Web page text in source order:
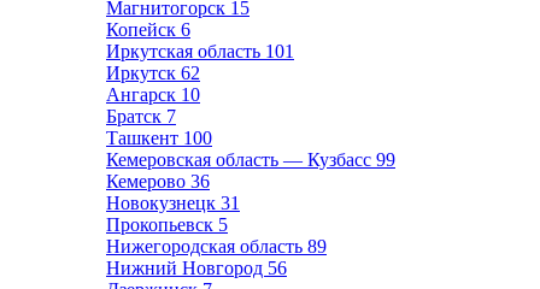
Магнитогорск 15
Копейск 6
Иркутская область 101
Иркутск 62
Ангарск 10
Братск 7
Ташкент 100
Кемеровская область — Кузбасс 99
Кемерово 36
Новокузнецк 31
Прокопьевск 5
Нижегородская область 89
Нижний Новгород 56